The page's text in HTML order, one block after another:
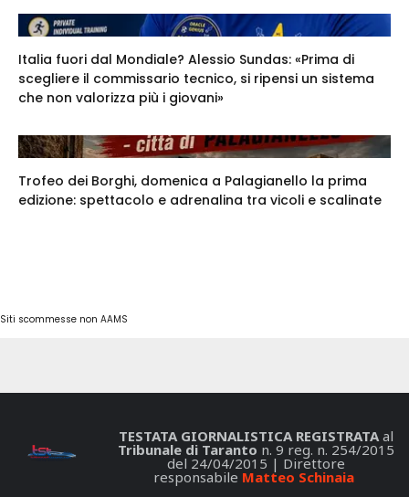
Italia fuori dal Mondiale? Alessio Sundas: «Prima di
scegliere il commissario tecnico, si ripensi un sistema
che non valorizza più i giovani»
Trofeo dei Borghi, domenica a Palagianello la prima
edizione: spettacolo e adrenalina tra vicoli e scalinate
Siti scommesse non AAMS
TESTATA GIORNALISTICA REGISTRATAal
Tribunale di Taranto n. 9 reg. n. 254/2015
del 24/04/2015 | Direttore
responsabile Matteo Schinaia